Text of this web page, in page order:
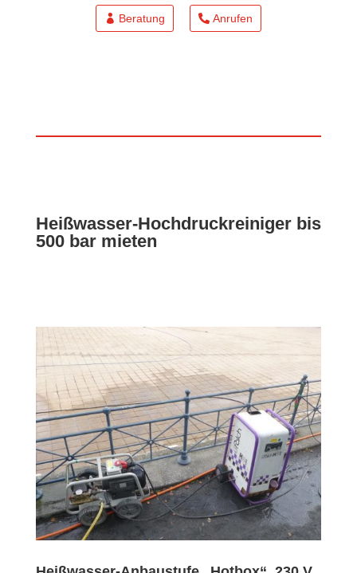
Beratung Anrufen
Heißwasser-Hochdruckreiniger bis
500 bar mieten